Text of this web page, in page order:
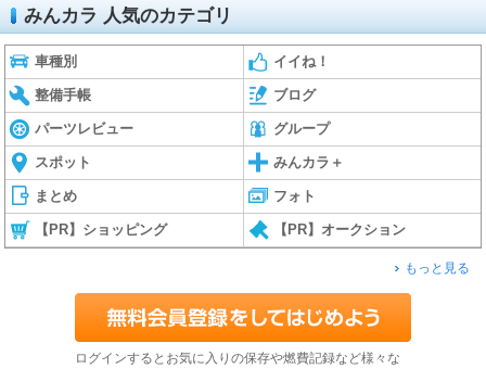
みんカラ 人気のカテゴリ
車種別 イイね！
整備手帳 ブログ
パーツレビュー グループ
スポット みんカラ＋
まとめ フォト
【PR】ショッピング 【PR】オークション
もっと見る
ログインするとお気に入りの保存や燃費記録など様々な